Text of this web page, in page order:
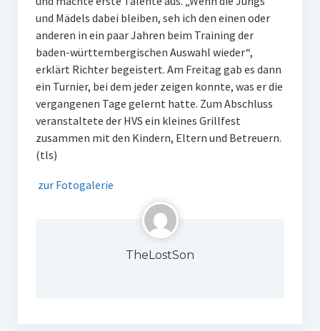
und Mädels dabei bleiben, seh ich den einen oder
anderen in ein paar Jahren beim Training der
baden-württembergischen Auswahl wieder“,
erklärt Richter begeistert. Am Freitag gab es dann
ein Turnier, bei dem jeder zeigen konnte, was er die
vergangenen Tage gelernt hatte. Zum Abschluss
veranstaltete der HVS ein kleines Grillfest
zusammen mit den Kindern, Eltern und Betreuern.
(tls)
zur Fotogalerie
TheLostSon